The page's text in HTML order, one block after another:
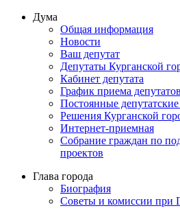
Дума
Общая информация
Новости
Ваш депутат
Депутаты Курганской
Кабинет депутата
График приема депутатов
Постоянные
Решения Курганской
Интернет-приемная
Собрание граждан по
проектов
Глава города
Биография
Советы и комиссии при